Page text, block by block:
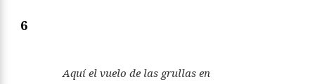
6
Aquí el vuelo de las grullas en